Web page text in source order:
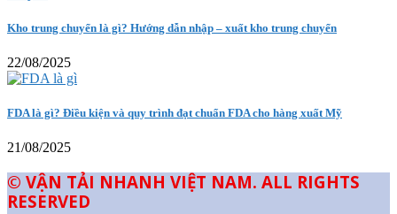
Kho trung chuyển là gì? Hướng dẫn nhập – xuất kho trung chuyển
22/08/2025
FDA là gì? Điều kiện và quy trình đạt chuẩn FDA cho hàng xuất Mỹ
21/08/2025
© VẬN TẢI NHANH VIỆT NAM. ALL RIGHTS
RESERVED